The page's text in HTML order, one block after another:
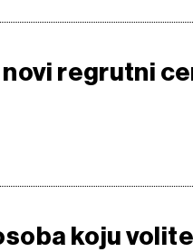
novi regrutni
koju